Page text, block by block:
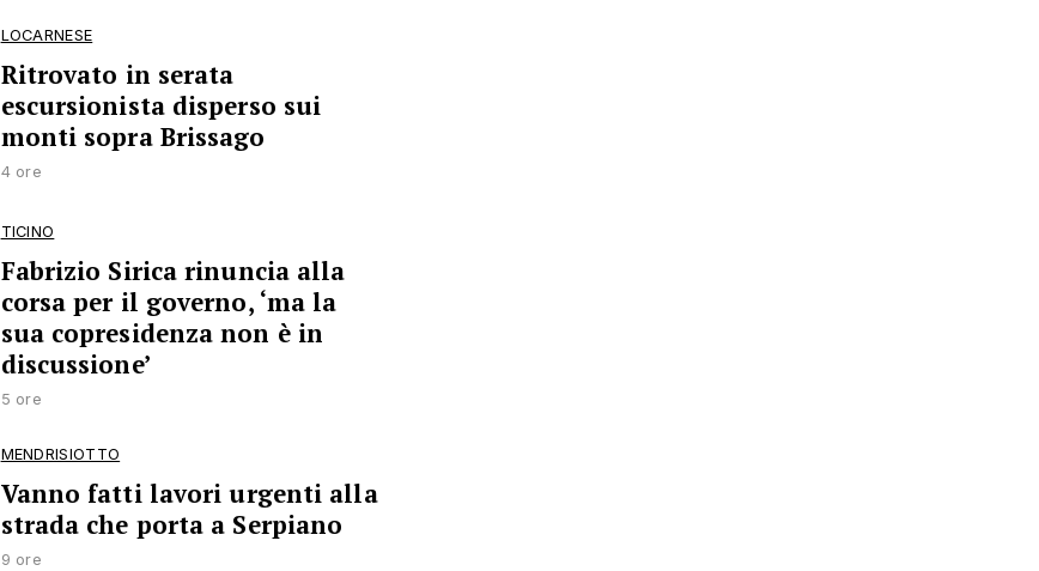
LOCARNESE
Ritrovato in serata
escursionista disperso sui
monti sopra Brissago
4 ore
TICINO
Fabrizio Sirica rinuncia alla
corsa per il governo, ‘ma la
sua copresidenza non è in
discussione’
5 ore
MENDRISIOTTO
Vanno fatti lavori urgenti alla
strada che porta a Serpiano
9 ore